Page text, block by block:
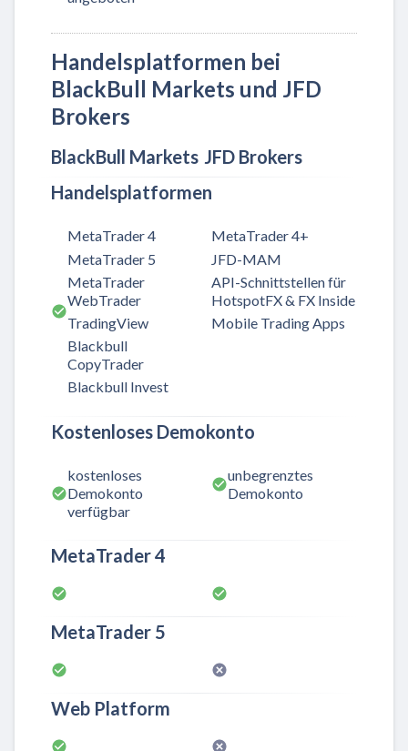
Handelsplatformen bei
BlackBull Markets und JFD
Brokers
BlackBull Markets JFD Brokers
Handelsplatformen
MetaTrader 4
MetaTrader 5
MetaTrader
WebTrader
TradingView
Blackbull
CopyTrader
Blackbull Invest
MetaTrader 4+
JFD-MAM
API-Schnittstellen für
HotspotFX & FX Inside
Mobile Trading Apps
Kostenloses Demokonto
kostenloses
Demokonto
verfügbar
unbegrenztes
Demokonto
MetaTrader 4
MetaTrader 5
Web Platform